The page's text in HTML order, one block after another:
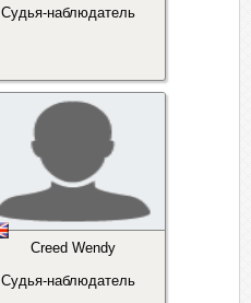
Судья-наблюдатель
Creed Wendy
Судья-наблюдатель